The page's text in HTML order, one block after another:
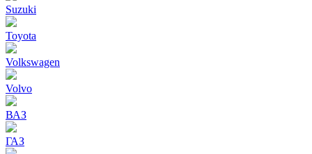
Suzuki
Toyota
Volkswagen
Volvo
ВАЗ
ГАЗ